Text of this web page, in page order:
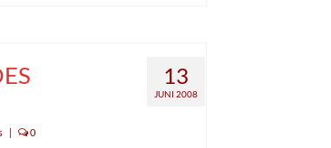
13
JUNI 2008
0